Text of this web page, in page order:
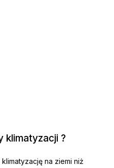
klimatyzacji ?
na ziemi niż